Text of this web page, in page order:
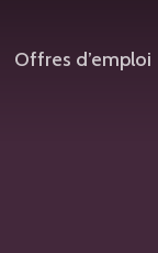
Offres d’emploi